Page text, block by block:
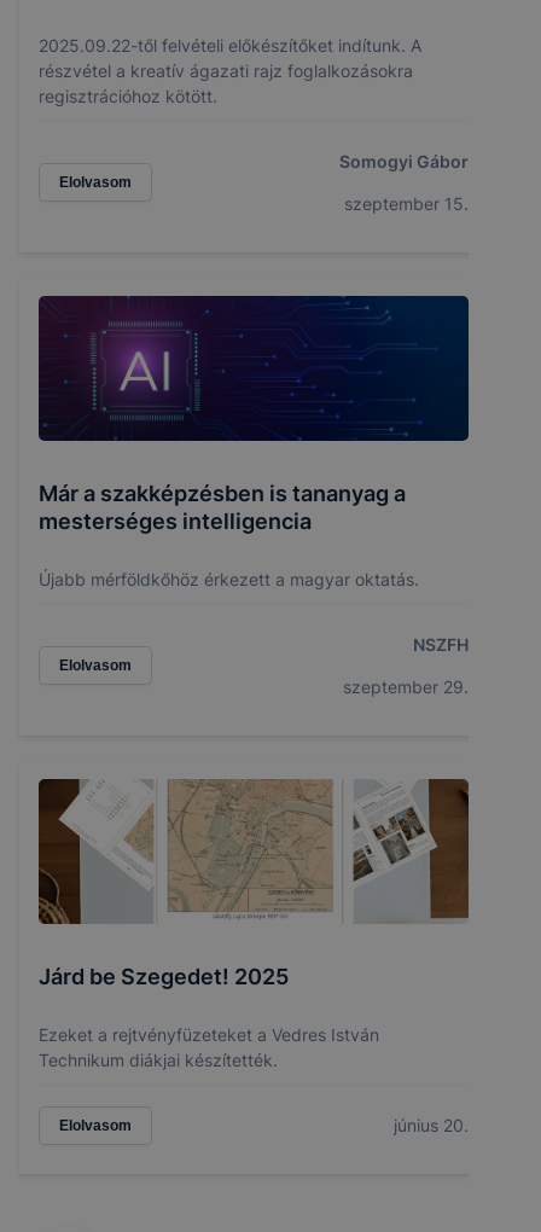
2025.09.22-től felvételi előkészítőket indítunk. A
részvétel a kreatív ágazati rajz foglalkozásokra
regisztrációhoz kötött.
Elolvasom
Somogyi Gábor
szeptember 15.
Már a szakképzésben is tananyag a
mesterséges intelligencia
Újabb mérföldkőhöz érkezett a magyar oktatás.
Elolvasom
NSZFH
szeptember 29.
Járd be Szegedet! 2025
Ezeket a rejtvényfüzeteket a Vedres István
Technikum diákjai készítették.
Elolvasom június 20.